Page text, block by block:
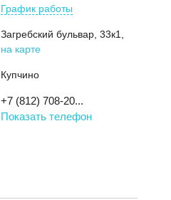
График работы
Загребский бульвар, 33к1
на карте
Купчино
+7 (812) 708-20...
Показать телефон